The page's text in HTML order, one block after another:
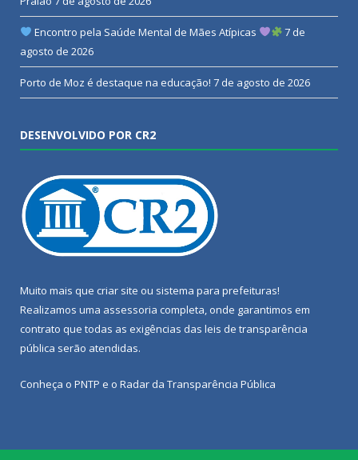
Encontro pela Saúde Mental de Mães Atípicas
7 de
agosto de 2026
Porto de Moz é destaque na educação! 7 de agosto de 2026
DESENVOLVIDO POR CR2
Muito mais que criar site ou sistema para prefeituras!
Realizamos uma assessoria completa, onde garantimos em
contrato que todas as exigências das leis de transparência
pública serão atendidas.
Conheça o PNTP e o Radar da Transparência Pública